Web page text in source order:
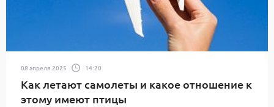
08 апреля 2025 14:20
Как летают самолеты и какое отношение к
этому имеют птицы